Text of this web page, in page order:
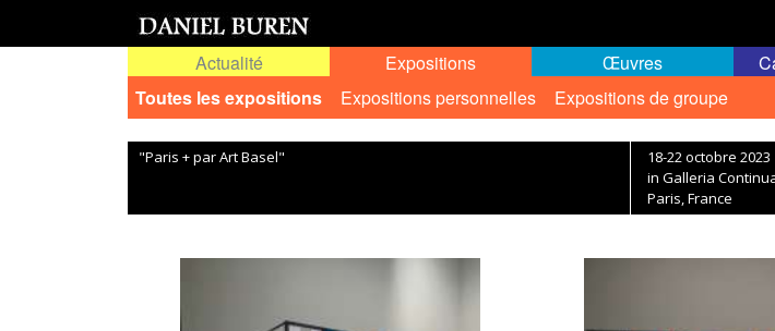
Actualité
Expositions
Toutes les expositions
Expositions personnelles Expositions de groupe
Œuvres
"Paris + par Art Basel"
18-22 octobre 2023
in Galleria
Paris, France